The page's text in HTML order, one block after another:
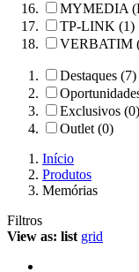
MYMEDIA
TP-LINK (1)
VERBATIM
Destaques (7)
Exclusivos (0)
Outlet (0)
Início
Produtos
Memórias
Filtros
View as: list grid